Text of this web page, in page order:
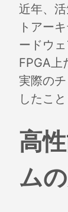
近年、
トアー
ードウ
FPGA上
実際の
したこ
高
ム